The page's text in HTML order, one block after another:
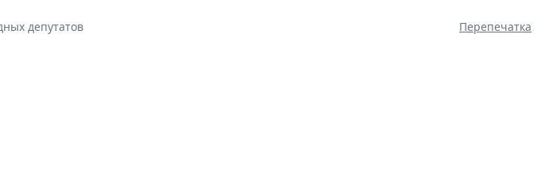
депутатов Перепечатка